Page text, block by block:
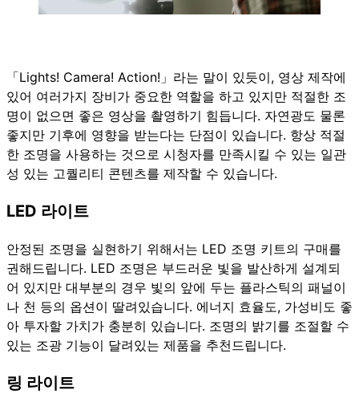
「Lights! Camera! Action!」라는 말이 있듯이, 영상 제작에
있어 여러가지 장비가 중요한 역할을 하고 있지만 적절한 조
명이 없으면 좋은 영상을 촬영하기 힘듭니다. 자연광도 물론
좋지만 기후에 영향을 받는다는 단점이 있습니다. 항상 적절
한 조명을 사용하는 것으로 시청자를 만족시킬 수 있는 일관
성 있는 고퀄리티 콘텐츠를 제작할 수 있습니다.
LED 라이트
안정된 조명을 실현하기 위해서는 LED 조명 키트의 구매를
권해드립니다. LED 조명은 부드러운 빛을 발산하게 설계되
어 있지만 대부분의 경우 빛의 앞에 두는 플라스틱의 패널이
나 천 등의 옵션이 딸려있습니다. 에너지 효율도, 가성비도 좋
아 투자할 가치가 충분히 있습니다. 조명의 밝기를 조절할 수
있는 조광 기능이 달려있는 제품을 추천드립니다.
링 라이트